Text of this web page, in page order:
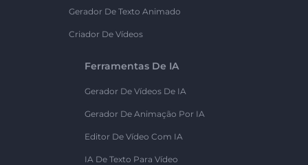
Gerador De Texto Animado
Criador De Vídeos
Ferramentas De IA
Gerador De Vídeos De IA
Gerador De Animação Por IA
Editor De Vídeo Com IA
IA De Texto Para Vídeo